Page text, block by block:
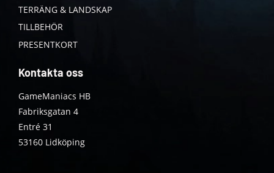
TERRÄNG & LANDSKAP
TILLBEHÖR
PRESENTKORT
Kontakta oss
GameManiacs HB
Fabriksgatan 4
Entré 31
53160 Lidköping